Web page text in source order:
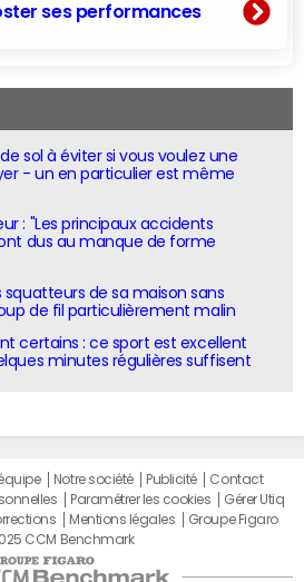
ses performances
sol à éviter si vous voulez une
- un en particulier est même
: "Les principaux accidents
dus au manque de forme
squatteurs de sa maison sans
de fil particulièrement malin
certains : ce sport est excellent
minutes régulières suffisent
Notre société Publicité
Contact
Paramétrer les cookies
Gérer Utiq
Mentions légales
Groupe Figaro
CCM Benchmark